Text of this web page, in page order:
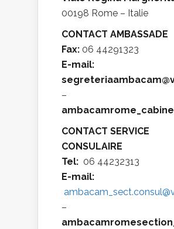
00198 Rome – Italie
CONTACT AMBASSADE
Fax: 06 44291323
E-mail:
–
CONTACT SERVICE
CONSULAIRE
Tel: 06 44232313
E-mail:
–